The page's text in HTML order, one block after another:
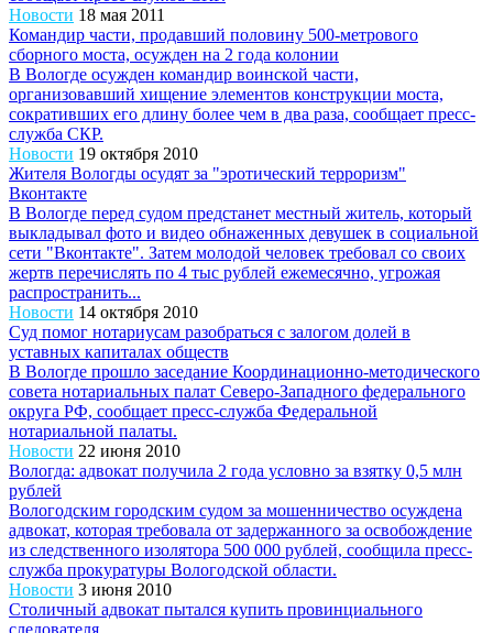
Новости 18 мая 2011
Командир части, продавший половину 500-метрового
сборного моста, осужден на 2 года колонии
В Вологде осужден командир воинской части,
организовавший хищение элементов конструкции моста,
сокративших его длину более чем в два раза, сообщает пресс-
служба СКР.
Новости 19 октября 2010
Жителя Вологды осудят за "эротический терроризм"
Вконтакте
В Вологде перед судом предстанет местный житель, который
выкладывал фото и видео обнаженных девушек в социальной
сети "Вконтакте". Затем молодой человек требовал со своих
жертв перечислять по 4 тыс рублей ежемесячно, угрожая
распространить...
Новости 14 октября 2010
Суд помог нотариусам разобраться с залогом долей в
уставных капиталах обществ
В Вологде прошло заседание Координационно-методического
совета нотариальных палат Северо-Западного федерального
округа РФ, сообщает пресс-служба Федеральной
нотариальной палаты.
Новости 22 июня 2010
Вологда: адвокат получила 2 года условно за взятку 0,5 млн
рублей
Вологодским городским судом за мошенничество осуждена
адвокат, которая требовала от задержанного за освобождение
из следственного изолятора 500 000 рублей, сообщила пресс-
служба прокуратуры Вологодской области.
Новости 3 июня 2010
Столичный адвокат пытался купить провинциального